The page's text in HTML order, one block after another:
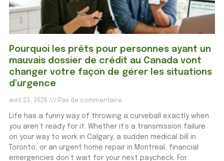
Pourquoi les prêts pour personnes ayant un
mauvais dossier de crédit au Canada vont
changer votre façon de gérer les situations
d'urgence
avril 23, 2026 Pas de commentaire
Life has a funny way of throwing a curveball exactly when
you aren’t ready for it. Whether it’s a transmission failure
on your way to work in Calgary, a sudden medical bill in
Toronto, or an urgent home repair in Montreal, financial
emergencies don’t wait for your next paycheck. For